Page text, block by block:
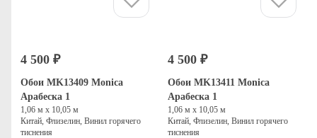
4 500 ₽
Обои MK13409 Monica
Арабеска 1
1,06 м х 10,05 м
Китай, Флизелин, Винил горячего
тиснения
4 500 ₽
Обои MK13411 Monica
Арабеска 1
1,06 м х 10,05 м
Китай, Флизелин, Винил горячего
тиснения